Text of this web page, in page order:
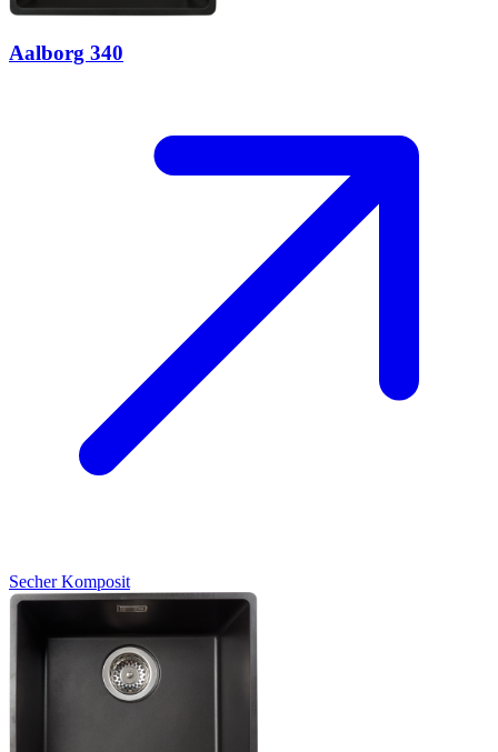
Aalborg 340
SecherKomposit